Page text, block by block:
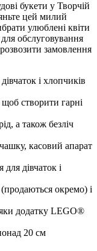
букети у Творчій
цей милий
улюблені квіти
обслуговування
замовлення
і хлопчиків
щоб створити гарні
а також безліч
касовий апарат
дівчаток і
окремо) і
додатку LEGO®
20 см